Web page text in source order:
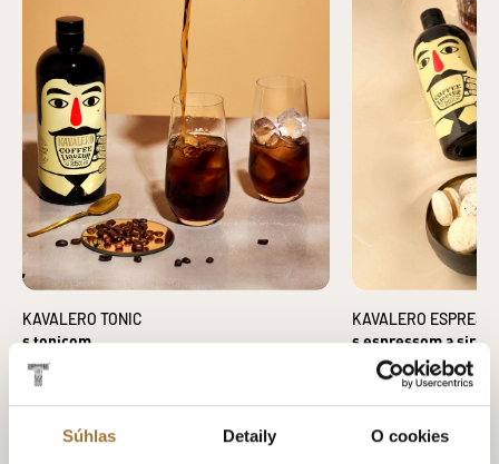
Súhlas Detaily O cookies
KAVALERO TONIC
s tonicom
KAVALERO
s espressom a